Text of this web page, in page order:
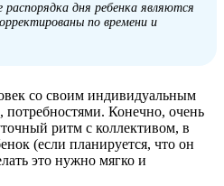
дня ребенка являются
по времени и
со своим индивидуальным
потребностями. Конечно, очень
ритм с коллективом, в
(если планируется, что он
это нужно мягко и